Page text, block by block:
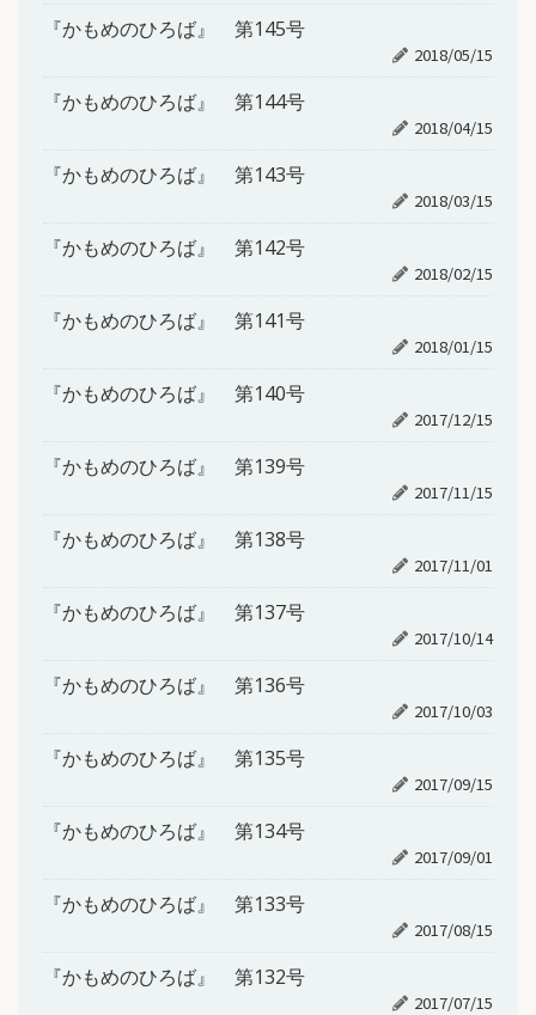
『かもめのひろば』 第145号
2018/05/15
『かもめのひろば』 第144号
2018/04/15
『かもめのひろば』 第143号
2018/03/15
『かもめのひろば』 第142号
2018/02/15
『かもめのひろば』 第141号
2018/01/15
『かもめのひろば』 第140号
2017/12/15
『かもめのひろば』 第139号
2017/11/15
『かもめのひろば』 第138号
2017/11/01
『かもめのひろば』 第137号
2017/10/14
『かもめのひろば』 第136号
2017/10/03
『かもめのひろば』 第135号
2017/09/15
『かもめのひろば』 第134号
2017/09/01
『かもめのひろば』 第133号
2017/08/15
『かもめのひろば』 第132号
2017/07/15